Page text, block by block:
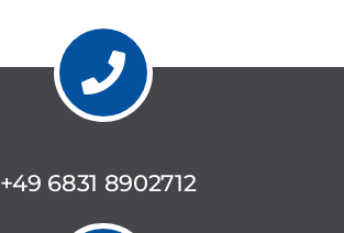
+49 6831 8902712